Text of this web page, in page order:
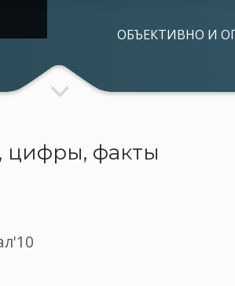
ОБЪЕКТИВНО И
цифры, факты